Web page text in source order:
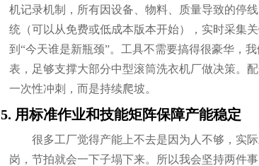
机记录机制，所有因设备、物料、质量导致的停
统（可以从免费或低成本版本开始），实时采集
到“今天谁是新瓶颈”。工具不需要搞得很豪华，
表，足够支撑大部分中型滚筒洗衣机厂做决策。
一次性冲刺，而是持续爬坡。
5. 用标准作业和技能矩阵保障产能稳定
很多工厂觉得产能上不去是因为人不够，实
岗，节拍就会一下子塌下来。所以我会坚持两件